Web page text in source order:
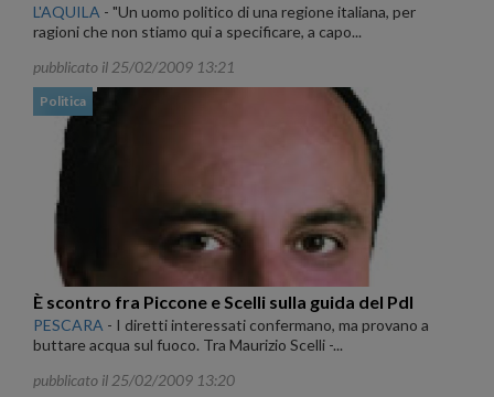
L'AQUILA - "Un uomo politico di una regione italiana, per
ragioni che non stiamo qui a specificare, a capo...
pubblicato il 25/02/2009 13:21
Politica
È scontro fra Piccone e Scelli sulla guida del Pdl
PESCARA - I diretti interessati confermano, ma provano a
buttare acqua sul fuoco. Tra Maurizio Scelli -...
pubblicato il 25/02/2009 13:20